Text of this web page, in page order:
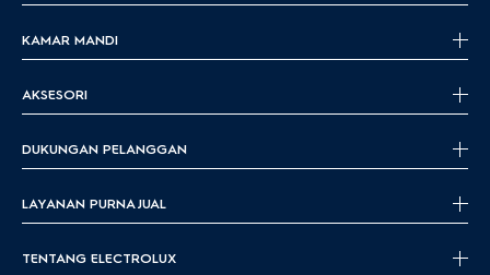
KAMAR MANDI
AKSESORI
DUKUNGAN PELANGGAN
LAYANAN PURNA JUAL
TENTANG ELECTROLUX